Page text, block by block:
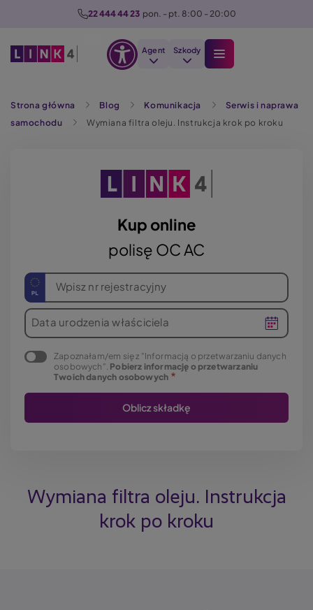
22 444 44 23 pon. - pt. 8:00 - 20:00
Agent Szkody
Strona główna Blog Komunikacja
Serwis i naprawa
samochodu
Wymiana filtra oleju. Instrukcja krok po kroku
Kup online
polisę OC AC
Wpisz nr rejestracyjny
Data urodzenia właściciela
Zapoznałam/em się z "Informacją o przetwarzaniu danych
osobowych". Pobierz informację o przetwarzaniu
Twoich danych osobowych
Wymiana filtra oleju. Instrukcja
krok po kroku